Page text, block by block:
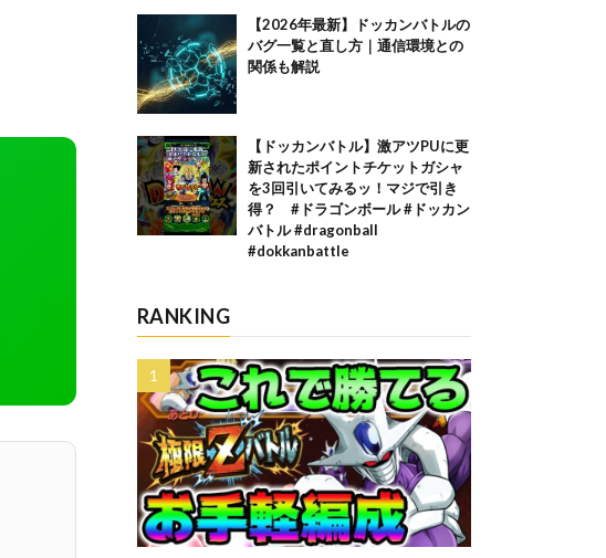
【2026年最新】ドッカンバトルの
バグ一覧と直し方｜通信環境との
関係も解説
【ドッカンバトル】激アツPUに更
新されたポイントチケットガシャ
を3回引いてみるッ！マジで引き
得？ #ドラゴンボール #ドッカン
バトル #dragonball
#dokkanbattle
RANKING